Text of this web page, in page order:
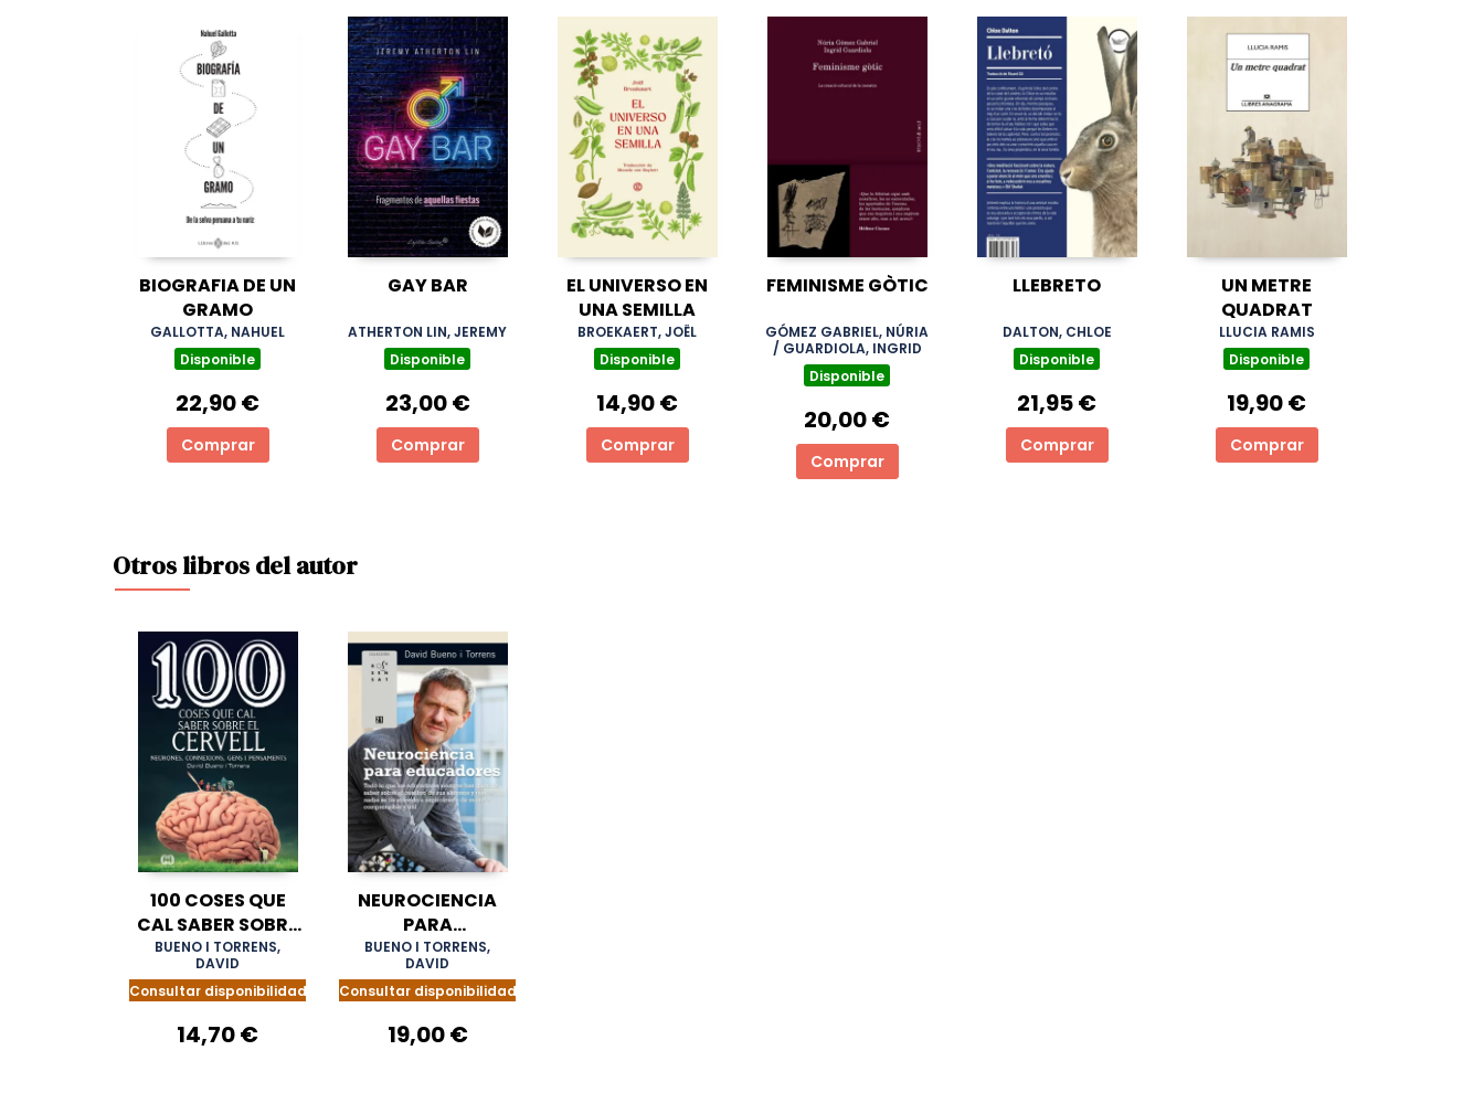
BIOGRAFIA DE UN
GRAMO
GALLOTTA, NAHUEL
Disponible
22,90 €
Comprar
GAY BAR
ATHERTON LIN, JEREMY
Disponible
23,00 €
Comprar
EL UNIVERSO EN
UNA SEMILLA
BROEKAERT, JOËL
Disponible
14,90 €
Comprar
FEMINISME GÒTIC
GÓMEZ GABRIEL, NÚRIA
/ GUARDIOLA, INGRID
Disponible
20,00 €
Comprar
LLEBRETO
DALTON, CHLOE
Disponible
21,95 €
Comprar
UN METRE
QUADRAT
LLUCIA RAMIS
Disponible
19,90 €
Comprar
Otros libros del autor
100 COSES QUE
CAL SABER SOBRE
EL CERVELL
BUENO I TORRENS,
DAVID
Consultar disponibilidad
14,70 €
NEUROCIENCIA
PARA
EDUCADORES
BUENO I TORRENS,
DAVID
Consultar disponibilidad
19,00 €